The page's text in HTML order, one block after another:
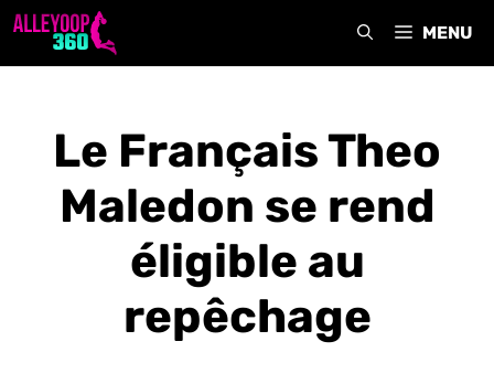
Aller
MENU
Le Français Theo
Maledon se rend
éligible au
repêchage